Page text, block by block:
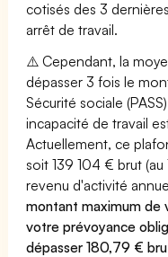
cotisés des 3
arrêt de travail.
⚠️ Cependant, la
dépasser 3 fois le
Sécurité sociale
incapacité de travail
Actuellement, ce
soit 139 104 € brut
revenu d'activité
montant maximum de
votre prévoyance
dépasser 180,79 €